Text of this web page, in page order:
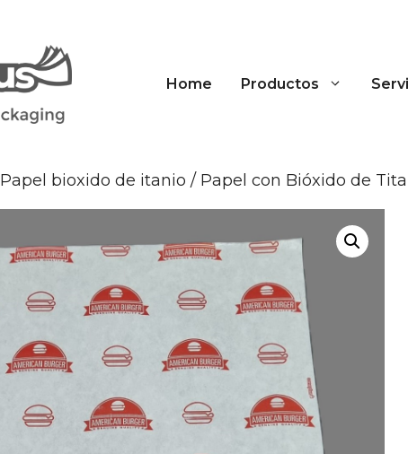
Home Productos
Papel bioxido de itanio / Papel con Bióxido de